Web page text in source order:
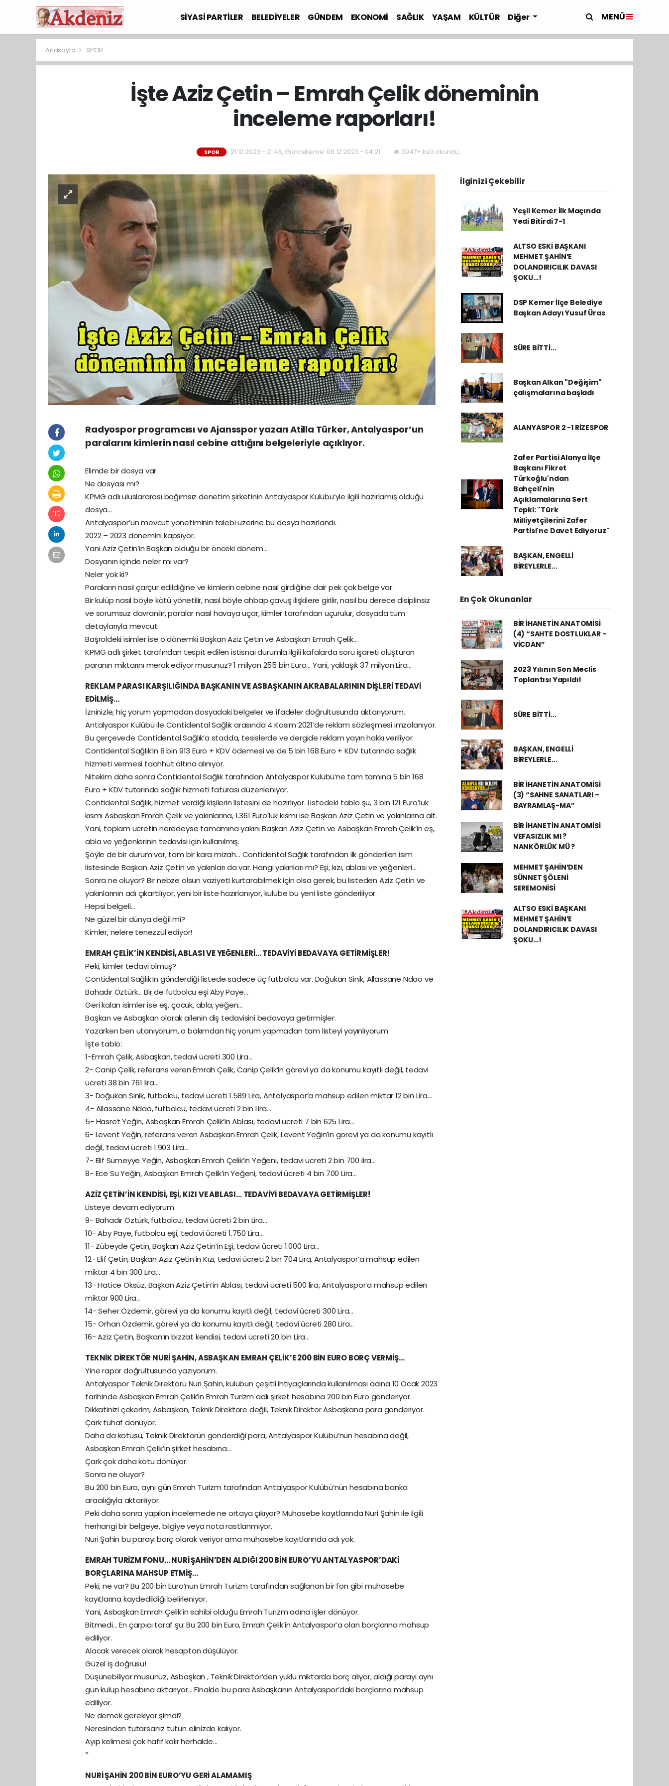
SİYASİ PARTİLER BELEDİYELER GÜNDEM EKONOMİ SAĞLIK YAŞAM KÜLTÜR Diğer MENÜ
Anasayfa SPOR
İşte Aziz Çetin – Emrah Çelik döneminin
inceleme raporları!
SPOR 21.10.2023 - 21:46, Güncelleme: 08.12.2023 - 04:21 3947+ kez okundu.
Radyospor programcısı ve Ajansspor yazarı Atilla Türker, Antalyaspor’un
paralarını kimlerin nasıl cebine attığını belgeleriyle açıklıyor.
Elimde bir dosya var.
Ne dosyası mı?
KPMG adlı uluslararası bağımsız denetim şirketinin Antalyaspor Kulübü’yle ilgili hazırlamış olduğu
dosya…
Antalyaspor’un mevcut yönetiminin talebi üzerine bu dosya hazırlandı.
2022 – 2023 dönemini kapsıyor.
Yani Aziz Çetin’in Başkan olduğu bir önceki dönem…
Dosyanın içinde neler mi var?
Neler yok ki?
Paraların nasıl çarçur edildiğine ve kimlerin cebine nasıl girdiğine dair pek çok belge var.
Bir kulüp nasıl böyle kötü yönetilir, nasıl böyle ahbap çavuş ilişkilere girilir, nasıl bu derece disiplinsiz
ve sorumsuz davranılır, paralar nasıl havaya uçar, kimler tarafından uçurulur, dosyada tüm
detaylarıyla mevcut.
Başroldeki isimler ise o dönemki Başkan Aziz Çetin ve Asbaşkan Emrah Çelik…
KPMG adlı şirket tarafından tespit edilen istisnai durumla ilgili kafalarda soru işareti oluşturan
paranın miktarını merak ediyor musunuz? 1 milyon 255 bin Euro… Yani, yaklaşık 37 milyon Lira…
REKLAM PARASI KARŞILIĞINDA BAŞKANIN VE ASBAŞKANIN AKRABALARININ DİŞLERİ TEDAVİ
EDİLMİŞ…
İzninizle, hiç yorum yapmadan dosyadaki belgeler ve ifadeler doğrultusunda aktarıyorum.
Antalyaspor Kulübü ile Contidental Sağlık arasında 4 Kasım 2021’de reklam sözleşmesi imzalanıyor.
Bu çerçevede Contidental Sağlık’a stadda, tesislerde ve dergide reklam yayın hakkı veriliyor.
Contidental Sağlık’ın 8 bin 913 Euro + KDV ödemesi ve de 5 bin 168 Euro + KDV tutarında sağlık
hizmeti vermesi taahhüt altına alınıyor.
Nitekim daha sonra Contidental Sağlık tarafından Antalyaspor Kulübü’ne tam tamına 5 bin 168
Euro + KDV tutarında sağlık hizmeti faturası düzenleniyor.
Contidental Sağlık, hizmet verdiği kişilerin listesini de hazırlıyor. Listedeki tablo şu, 3 bin 121 Euro’luk
kısmı Asbaşkan Emrah Çelik ve yakınlarına, 1.361 Euro’luk kısmı ise Başkan Aziz Çetin ve yakınlarına ait.
Yani, toplam ücretin neredeyse tamamına yakını Başkan Aziz Çetin ve Asbaşkan Emrah Çelik’in eş,
abla ve yeğenlerinin tedavisi için kullanılmış.
Şöyle de bir durum var, tam bir kara mizah… Contidental Sağlık tarafından ilk gönderilen isim
listesinde Başkan Aziz Çetin ve yakınları da var. Hangi yakınları mı? Eşi, kızı, ablası ve yeğenleri…
Sonra ne oluyor? Bir nebze olsun vaziyeti kurtarabilmek için olsa gerek, bu listeden Aziz Çetin ve
yakınlarının adı çıkartılıyor, yeni bir liste hazırlanıyor, kulübe bu yeni liste gönderiliyor.
Hepsi belgeli…
Ne güzel bir dünya değil mi?
Kimler, nelere tenezzül ediyor!
EMRAH ÇELİK’İN KENDİSİ, ABLASI VE YEĞENLERİ… TEDAVİYİ BEDAVAYA GETİRMİŞLER!
Peki, kimler tedavi olmuş?
Contidental Sağlık’ın gönderdiği listede sadece üç futbolcu var. Doğukan Sinik, Allassane Ndao ve
Bahadır Öztürk… Bir de futbolcu eşi Aby Paye…
Geri kalan isimler ise eş, çocuk, abla, yeğen…
Başkan ve Asbaşkan olarak ailenin diş tedavisini bedavaya getirmişler.
Yazarken ben utanıyorum, o bakımdan hiç yorum yapmadan tam listeyi yayınlıyorum.
İşte tablo:
1-Emrah Çelik, Asbaşkan, tedavi ücreti 300 Lira…
2- Canip Çelik, referans veren Emrah Çelik, Canip Çelik’in görevi ya da konumu kayıtlı değil, tedavi
ücreti 38 bin 761 lira…
3- Doğukan Sinik, futbolcu, tedavi ücreti 1.589 Lira, Antalyaspor’a mahsup edilen miktar 12 bin Lira…
4- Allassane Ndao, futbolcu, tedavi ücreti 2 bin Lira…
5- Hasret Yeğin, Asbaşkan Emrah Çelik’in Ablası, tedavi ücreti 7 bin 625 Lira…
6- Levent Yeğin, referans veren Asbaşkan Emrah Çelik, Levent Yeğin’in görevi ya da konumu kayıtlı
değil, tedavi ücreti 1.903 Lira…
7- Elif Sümeyye Yeğin, Asbaşkan Emrah Çelik’in Yeğeni, tedavi ücreti 2 bin 700 lira…
8- Ece Su Yeğin, Asbaşkan Emrah Çelik’in Yeğeni, tedavi ücreti 4 bin 700 Lira…
AZİZ ÇETİN’İN KENDİSİ, EŞİ, KIZI VE ABLASI… TEDAVİYİ BEDAVAYA GETİRMİŞLER!
Listeye devam ediyorum.
9- Bahadır Öztürk, futbolcu, tedavi ücreti 2 bin Lira…
10- Aby Paye, futbolcu eşi, tedavi ücreti 1.750 Lira…
11- Zübeyde Çetin, Başkan Aziz Çetin’in Eşi, tedavi ücreti 1.000 Lira…
12- Elif Çetin, Başkan Aziz Çetin’in Kızı, tedavi ücreti 2 bin 704 Lira, Antalyaspor’a mahsup edilen
miktar 4 bin 300 Lira…
13- Hatice Öksüz, Başkan Aziz Çetin’in Ablası, tedavi ücreti 500 lira, Antalyaspor’a mahsup edilen
miktar 900 Lira…
14- Seher Özdemir, görevi ya da konumu kayıtlı değil, tedavi ücreti 300 Lira…
15- Orhan Özdemir, görevi ya da konumu kayıtlı değil, tedavi ücreti 280 Lira…
16- Aziz Çetin, Başkan’ın bizzat kendisi, tedavi ücreti 20 bin Lira…
TEKNİK DİREKTÖR NURİ ŞAHİN, ASBAŞKAN EMRAH ÇELİK’E 200 BİN EURO BORÇ VERMİŞ…
Yine rapor doğrultusunda yazıyorum.
Antalyaspor Teknik Direktörü Nuri Şahin, kulübün çeşitli ihtiyaçlarında kullanılması adına 10 Ocak 2023
tarihinde Asbaşkan Emrah Çelik’in Emrah Turizm adlı şirket hesabına 200 bin Euro gönderiyor.
Dikkatinizi çekerim, Asbaşkan, Teknik Direktöre değil, Teknik Direktör Asbaşkana para gönderiyor.
Çark tuhaf dönüyor.
Daha da kötüsü, Teknik Direktörün gönderdiği para, Antalyaspor Kulübü’nün hesabına değil,
Asbaşkan Emrah Çelik’in şirket hesabına…
Çark çok daha kötü dönüyor.
Sonra ne oluyor?
Bu 200 bin Euro, aynı gün Emrah Turizm tarafından Antalyaspor Kulübü’nün hesabına banka
aracılığıyla aktarılıyor.
Peki daha sonra yapılan incelemede ne ortaya çıkıyor? Muhasebe kayıtlarında Nuri Şahin ile ilgili
herhangi bir belgeye, bilgiye veya nota rastlanmıyor.
Nuri Şahin bu parayı borç olarak veriyor ama muhasebe kayıtlarında adı yok.
EMRAH TURİZM FONU… NURİ ŞAHİN’DEN ALDIĞI 200 BİN EURO’YU ANTALYASPOR’DAKİ
BORÇLARINA MAHSUP ETMİŞ…
Peki, ne var? Bu 200 bin Euro’nun Emrah Turizm tarafından sağlanan bir fon gibi muhasebe
kayıtlarına kaydedildiği belirleniyor.
Yani, Asbaşkan Emrah Çelik’in sahibi olduğu Emrah Turizm adına işler dönüyor.
Bitmedi… En çarpıcı taraf şu: Bu 200 bin Euro, Emrah Çelik’in Antalyaspor’a olan borçlarına mahsup
ediliyor.
Alacak verecek olarak hesaptan düşülüyor.
Güzel iş doğrusu!
Düşünebiliyor musunuz, Asbaşkan , Teknik Direktör’den yüklü miktarda borç alıyor, aldığı parayı aynı
gün kulüp hesabına aktarıyor… Finalde bu para Asbaşkanın Antalyaspor’daki borçlarına mahsup
ediliyor.
Ne demek gerekiyor şimdi?
Neresinden tutarsanız tutun elinizde kalıyor.
Ayıp kelimesi çok hafif kalır herhalde…
*
NURİ ŞAHİN 200 BİN EURO’YU GERİ ALAMAMIŞ
İlginizi Çekebilir
Yeşil Kemer İlk Maçında
Yedi Bitirdi 7-1
ALTSO ESKİ BAŞKANI
MEHMET ŞAHİN’E
DOLANDIRICILIK DAVASI
ŞOKU…!
DSP Kemer İlçe Belediye
Başkan Adayı Yusuf Üras
SÜRE BİTTİ...
Başkan Alkan "Değişim"
çalışmalarına başladı
ALANYASPOR 2 -1 RİZESPOR
Zafer Partisi Alanya İlçe
Başkanı Fikret
Türkoğlu'ndan
Bahçeli'nin
Açıklamalarına Sert
Tepki: "Türk
Milliyetçilerini Zafer
Partisi'ne Davet Ediyoruz"
BAŞKAN, ENGELLİ
BİREYLERLE...
En Çok Okunanlar
BİR İHANETİN ANATOMİSİ
(4) “SAHTE DOSTLUKLAR -
VİCDAN”
2023 Yılının Son Meclis
Toplantısı Yapıldı!
SÜRE BİTTİ...
BAŞKAN, ENGELLİ
BİREYLERLE...
BİR İHANETİN ANATOMİSİ
(3) “SAHNE SANATLARI –
BAYRAMLAŞ-MA”
BİR İHANETİN ANATOMİSİ
VEFASIZLIK MI ?
NANKÖRLÜK MÜ ?
MEHMET ŞAHİN’DEN
SÜNNET ŞÖLENİ
SEREMONİSİ
ALTSO ESKİ BAŞKANI
MEHMET ŞAHİN’E
DOLANDIRICILIK DAVASI
ŞOKU…!